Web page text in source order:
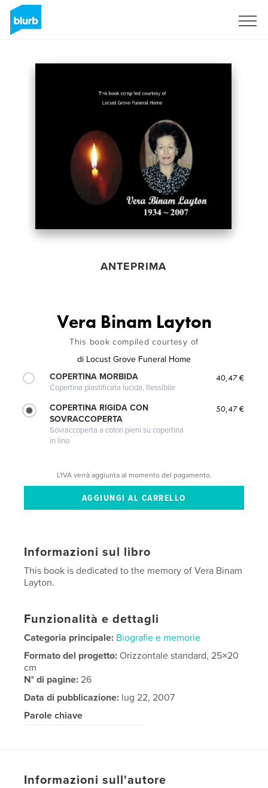
ANTEPRIMA
Vera Binam Layton
This book compiled courtesy of
di Locust Grove Funeral Home
COPERTINA MORBIDA
Copertina plastificata lucida, flessibile
40,47 €
COPERTINA RIGIDA CON
SOVRACCOPERTA
Sovraccoperta a colori pieni su copertina
in lino
50,47 €
L'IVA verrà aggiunta al momento del pagamento.
Informazioni sul libro
This book is dedicated to the memory of Vera Binam
Layton.
Funzionalità e dettagli
Categoria principale: Biografie e memorie
Formato del progetto:Orizzontale standard, 25×20
cm
N° di pagine:26
Data di pubblicazione: lug 22, 2007
Parole chiave
Informazioni sull'autore